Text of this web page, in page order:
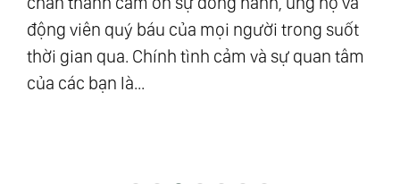
động viên quý báu của mọi người trong suốt
thời gian qua. Chính tình cảm và sự quan tâm
của các bạn là...